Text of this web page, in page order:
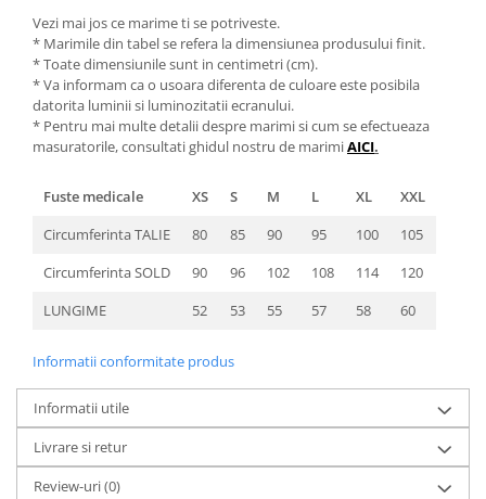
Vezi mai jos ce marime ti se potriveste.
* Marimile din tabel se refera la dimensiunea produsului finit.
* Toate dimensiunile sunt in centimetri (cm).
* Va informam ca o usoara diferenta de culoare este posibila
datorita luminii si luminozitatii ecranului.
* Pentru mai multe detalii despre marimi si cum se efectueaza
masuratorile, consultati ghidul nostru de marimiAICI.
Fuste medicale XS S M L XL
XXL
Circumferinta TALIE
80 85 90 95 100
105
Circumferinta SOLD
90 96 102 108 114
120
LUNGIME
52 53 55 57 58 60
Informatii conformitate produs
Informatii utile
Livrare si retur
Review-uri(0)